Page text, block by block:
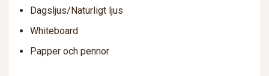
Dagsljus/Naturligt ljus
Whiteboard
Papper och pennor